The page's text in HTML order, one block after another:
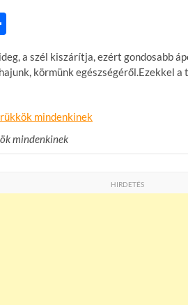
ss
za
e
g
a szél kiszárítja, ezért gondosabb
körmünk egészségéről.Ezekkel
mindenkinek
HIRDETÉS